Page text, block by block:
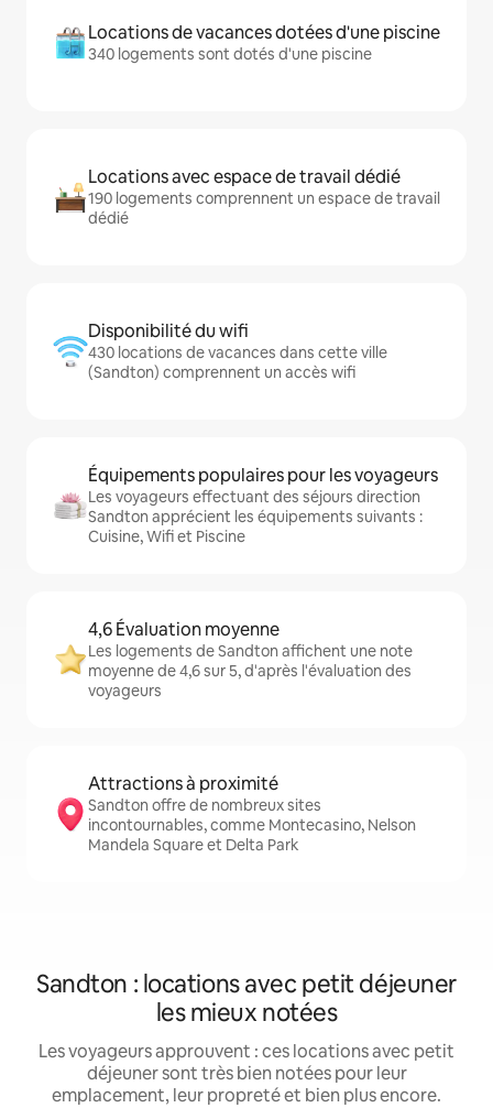
Locations de vacances dotées d'une piscine
340 logements sont dotés d'une piscine
Locations avec espace de travail dédié
190 logements comprennent un espace de travail
dédié
Disponibilité du wifi
430 locations de vacances dans cette ville
(Sandton) comprennent un accès wifi
Équipements populaires pour les voyageurs
Les voyageurs effectuant des séjours direction
Sandton apprécient les équipements suivants :
Cuisine, Wifi et Piscine
4,6 Évaluation moyenne
Les logements de Sandton affichent une note
moyenne de 4,6 sur 5, d'après l'évaluation des
voyageurs
Attractions à proximité
Sandton offre de nombreux sites
incontournables, comme Montecasino, Nelson
Mandela Square et Delta Park
Sandton : locations avec petit déjeuner
les mieux notées
Les voyageurs approuvent : ces locations avec petit
déjeuner sont très bien notées pour leur
emplacement, leur propreté et bien plus encore.